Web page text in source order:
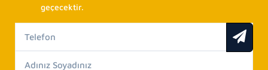
geçecektir.